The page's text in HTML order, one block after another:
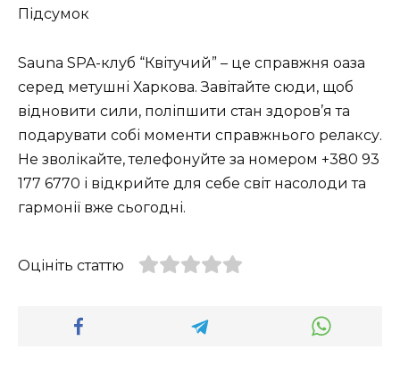
Підсумок
Sauna SPA-клуб “Квітучий” – це справжня оаза
серед метушні Харкова. Завітайте сюди, щоб
відновити сили, поліпшити стан здоров’я та
подарувати собі моменти справжнього релаксу.
Не зволікайте, телефонуйте за номером +380 93
177 6770 і відкрийте для себе світ насолоди та
гармонії вже сьогодні.
Оцініть статтю